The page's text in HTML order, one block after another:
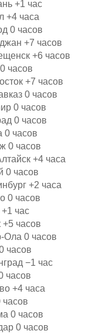
+1 час
+4 часа
0 часов
+7 часов
+6 часов
часов
+7 часов
0 часов
0 часов
0 часов
0 часов
0 часов
+4 часа
0 часов
+2 часа
0 часов
час
часов
Ола 0 часов
часов
−1 час
часов
+4 часа
0 часов
0 часов